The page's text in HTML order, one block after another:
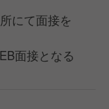
にて面接を
面接となる